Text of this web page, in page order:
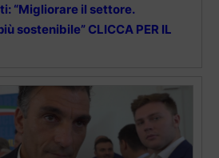
“Migliorare il settore.
sostenibile” CLICCA PER IL